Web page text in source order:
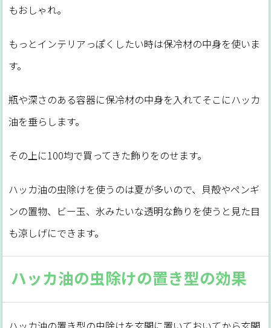
もおしゃれ。
もっとインテリアっぽくしたい時は保冷材の中身を使いま
す。
瓶や深さのある容器に保冷材の中身を入れてそこにハッカ
油を垂らします。
その上に100均で買ってきた飾りをのせます。
ハッカ油の虫除けを使うのは夏が多いので、貝殻やペンギ
ンの置物、ビー玉、氷みたいな透明な飾りを使うと見た目
も涼しげにできます。
ハッカ油の虫除けの置き型の効果